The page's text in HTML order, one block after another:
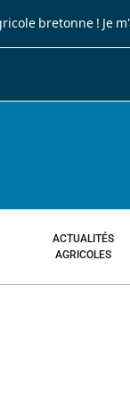
bretonne ! Je
ACTUALITÉS
AGRICOLES